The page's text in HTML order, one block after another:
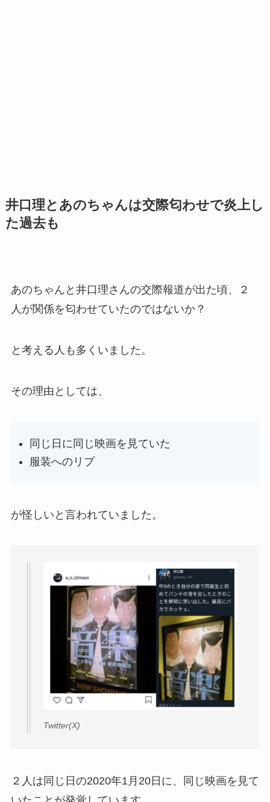
井口理とあのちゃんは交際匂わせで炎上し
た過去も
あのちゃんと井口理さんの交際報道が出た頃、２
人が関係を匂わせていたのではないか？
と考える人も多くいました。
その理由としては、
同じ日に同じ映画を見ていた
服装へのリプ
が怪しいと言われていました。
Twitter(X)
２人は同じ日の2020年1月20日に、同じ映画を見て